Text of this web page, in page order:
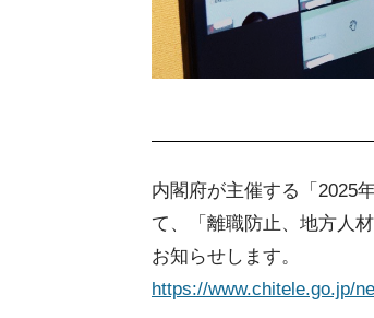
内閣府が主催する「2025
て、「離職防止、地方人
お知らせします。
https://www.chitele.go.jp/